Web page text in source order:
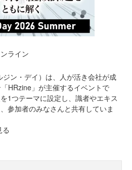
ライン
ン・デイ）は、人が活き会社が成
HRzine」が主催するイベントで
1つテーマに設定し、識者やエキス
参加者のみなさんと共有していま